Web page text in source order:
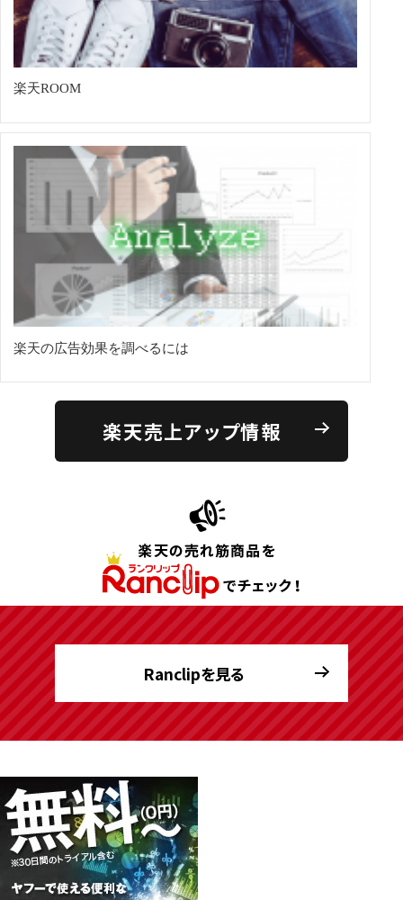
楽天ROOM
楽天の広告効果を調べるには
楽天売上アップ情報
Ranclipを見る